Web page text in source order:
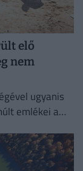
elő
nem
ugyanis
emlékei a